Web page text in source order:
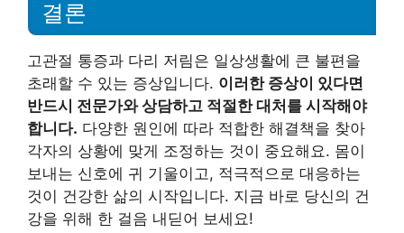
결론
고관절 통증과 다리 저림은 일상생활에 큰 불편을
초래할 수 있는 증상입니다. 이러한 증상이 있다면
반드시 전문가와 상담하고 적절한 대처를 시작해야
합니다. 다양한 원인에 따라 적합한 해결책을 찾아
각자의 상황에 맞게 조정하는 것이 중요해요. 몸이
보내는 신호에 귀 기울이고, 적극적으로 대응하는
것이 건강한 삶의 시작입니다. 지금 바로 당신의 건
강을 위해 한 걸음 내딛어 보세요!